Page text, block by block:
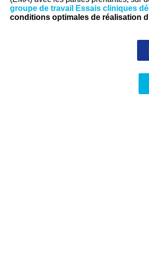
groupe de travail Essais cliniques
conditions optimales de réalisation